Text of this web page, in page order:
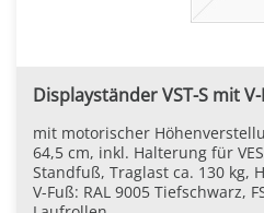
Displayständer VST-S mit
mit motorischer
64,5 cm, inkl. Halterung für
Standfuß, Traglast ca. 130 kg,
V-Fuß: RAL 9005 Tiefschwarz,